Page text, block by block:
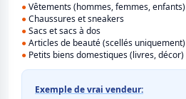
●Vêtements (hommes, femmes, enfants)
●Chaussures et sneakers
●Sacs et sacs à dos
●Articles de beauté (scellés uniquement)
● Petits biens domestiques (livres, décor)
Exemple de vrai vendeur: